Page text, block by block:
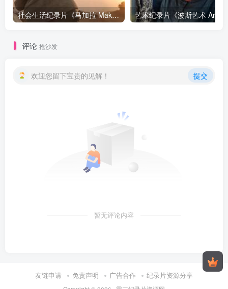
社会生活纪录片《马加拉 Makala》下载
评论 抢沙发
欢迎您留下宝贵的见解！ 提交
暂无评论内容
友链申请 免责声明 广告合作 纪录片资源分享